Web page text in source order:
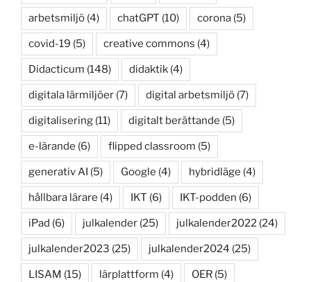
arbetsmiljö (4) chatGPT (10) corona (5)
covid-19 (5) creative commons (4)
Didacticum (148) didaktik (4)
digitala lärmiljöer (7) digital arbetsmiljö (7)
digitalisering (11) digitalt berättande (5)
e-lärande (6) flipped classroom (5)
generativ AI (5) Google (4) hybridläge (4)
hållbara lärare (4) IKT (6) IKT-podden (6)
iPad (6) julkalender (25) julkalender2022 (24)
julkalender2023 (25) julkalender2024 (25)
LISAM (15) lärplattform (4) OER (5)